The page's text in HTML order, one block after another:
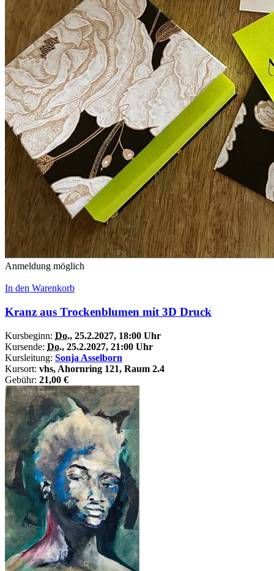
Anmeldung möglich
In den Warenkorb
Kranz aus Trockenblumen mit 3D Druck
Kursbeginn: Do., 25.2.2027, 18:00 Uhr
Kursende: Do., 25.2.2027, 21:00 Uhr
Kursleitung: Sonja Asselborn
Kursort: vhs, Ahornring 121, Raum 2.4
Gebühr: 21,00 €